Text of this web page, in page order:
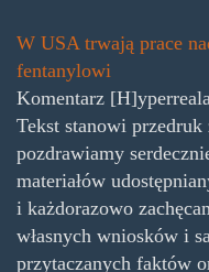
W USA trwają prace
fentanylowi
Komentarz
Tekst stanowi przedruk
pozdrawiamy
materiałów
i każdorazowo
własnych wniosków i
przytaczanych faktów